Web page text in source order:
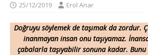
25/12/2019 Erol Anar
Doğruyu söylemek de taşımak da zordur.
inanmayan insan onu taşıyamaz.
çabalarla taşıyabilir sonuna kadar. Bunu